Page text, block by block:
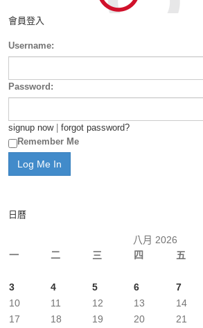
會員登入
Username:
Password:
signup now| forgot password?
Remember Me
日曆
八月 2026
一
二 三 四 五
3
4 5 6 7
10
11 12 13 14
17
18 19 20 21